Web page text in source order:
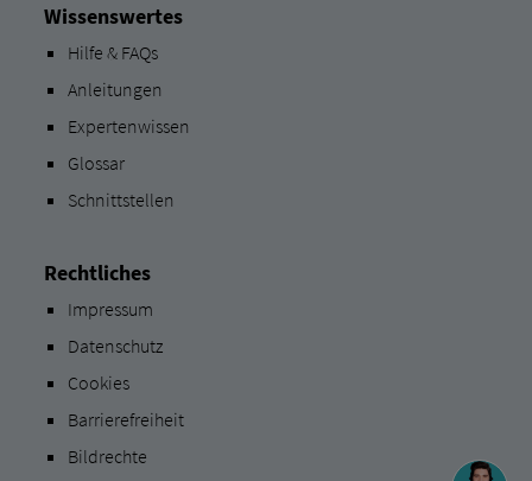
Wissenswertes
Hilfe & FAQs
Anleitungen
Expertenwissen
Glossar
Schnittstellen
Rechtliches
Impressum
Datenschutz
Cookies
Barrierefreiheit
Bildrechte